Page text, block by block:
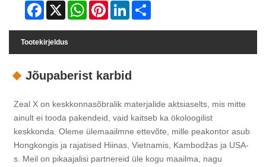
Facebook
X WhatsAppPinterestLinkedIn
Tootekirjeldus
Jõupaberist karbid
Zeal X on keskkonnasõbralik materjalide aktsiaselts, mis mitte
ainult ei tooda pakendeid, vaid kaitseb ka ökoloogilist
keskkonda. Oleme ülemaailmne ettevõte, mille peakontor asub
Hongkongis ja rajatised Hiinas, Vietnamis, Kambodžas ja USA-
s. Meil on pikaajalisi partnereid üle kogu maailma, nagu